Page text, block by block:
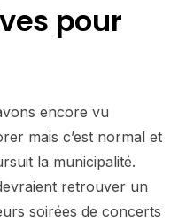
pour
encore vu
mais c’est normal et
la municipalité.
retrouver un
soirées de concerts